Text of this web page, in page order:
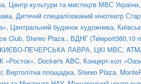
, Центр культури та мистецтв МВС України,
, Дитячий спеціалізований кінотеатр
, Центральний будинок художника,
Club, Stereo Plaza., ВДНГ (Teleport360,10
КИЄВО-ПЕЧЕРСЬКА ЛАВРА, ЦКІ МВС,
«Росток», Docker's ABC, Концерт-хол
, Вертолітна площадка, Stereo Plaza,